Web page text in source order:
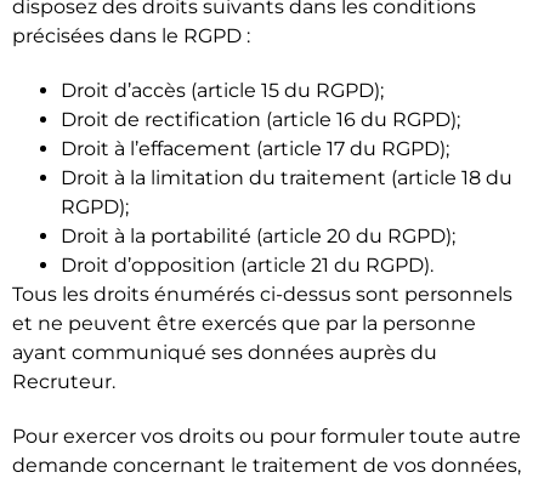
disposez des droits suivants dans les conditions
précisées dans le RGPD :
Droit d’accès (article 15 du RGPD);
Droit de rectification (article 16 du RGPD);
Droit à l’effacement (article 17 du RGPD);
Droit à la limitation du traitement (article 18 du
RGPD);
Droit à la portabilité (article 20 du RGPD);
Droit d’opposition (article 21 du RGPD).
Tous les droits énumérés ci-dessus sont personnels
et ne peuvent être exercés que par la personne
ayant communiqué ses données auprès du
Recruteur.
Pour exercer vos droits ou pour formuler toute autre
demande concernant le traitement de vos données,